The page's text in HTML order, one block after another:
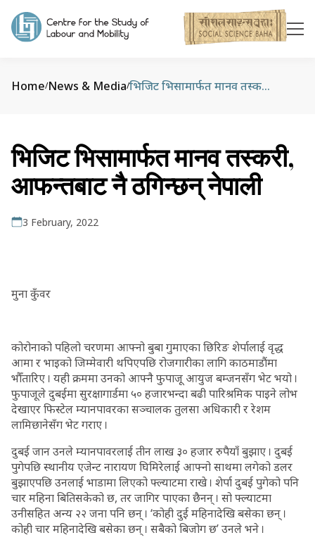
Home/News & Media/ भिजिट भिसामार्फत मानव तस्करी, आफन्तबाट नै ठगिन्छन् नेपाली
भिजिट भिसामार्फत मानव तस्करी,
आफन्तबाट नै ठगिन्छन् नेपाली
3 February, 2022
मुना कुँवर
कोरोनाको पहिलो चरणमा आफ्नो बुबा गुमाएका छिरिङ शेर्पालाई वृद्ध
आमा र भाइको जिम्मेवारी थपिएपछि रोजगारीका लागि काठमाडौंमा
भौँतारिए । यही क्रममा उनको आफ्नै फुपाजू आयुज बम्जनसँग भेट भयो ।
फुपाजूले दुबईमा सुरक्षागार्डमा ५० हजारभन्दा बढी पारिश्रमिक पाइने लोभ
देखाएर फिस्टेल म्यानपावरका सञ्चालक तुलसा अधिकारी र रेशम
लामिछानेसँग भेट गराए ।
दुबई जान उनले म्यानपावरलाई तीन लाख ३० हजार रुपैयाँ बुझाए । दुबई
पुगेपछि स्थानीय एजेन्ट नारायण घिमिरेलाई आफ्नो साथमा लगेको डलर
बुझाएपछि उनलाई भाडामा लिएको फ्ल्याटमा राखे । शेर्पा दुबई पुगेको पनि
चार महिना बितिसकेको छ, तर जागिर पाएका छैनन् । सो फ्ल्याटमा
उनीसहित अन्य २२ जना पनि छन् । ‘कोही दुई महिनादेखि बसेका छन् ।
कोही चार महिनादेखि बसेका छन् । सबैको बिजोग छ’ उनले भने ।